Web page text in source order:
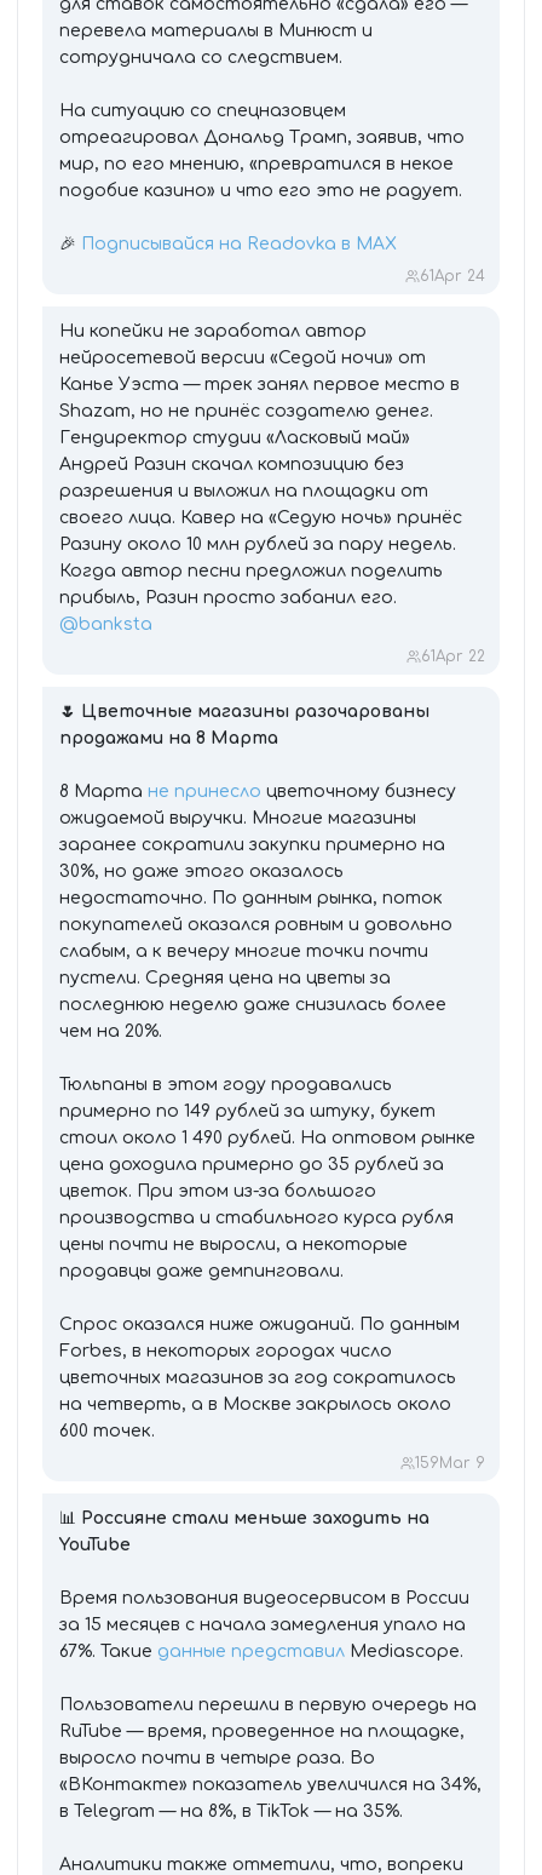
для ставок самостоятельно «сдала» его —
перевела материалы в Минюст и
сотрудничала со следствием.
На ситуацию со спецназовцем
отреагировал Дональд Трамп, заявив, что
мир, по его мнению, «превратился в некое
подобие казино» и что его это не радует.
🎉 Подписывайся на Readovka в MAX
61Apr 24
Ни копейки не заработал автор
нейросетевой версии «Седой ночи» от
Канье Уэста — трек занял первое место в
Shazam, но не принёс создателю денег.
Гендиректор студии «Ласковый май»
Андрей Разин скачал композицию без
разрешения и выложил на площадки от
своего лица. Кавер на «Седую ночь» принёс
Разину около 10 млн рублей за пару недель.
Когда автор песни предложил поделить
прибыль, Разин просто забанил его.
@banksta
61Apr 22
🌷 Цветочные магазины разочарованы
продажами на 8 Марта
8 Марта не принесло цветочному бизнесу
ожидаемой выручки. Многие магазины
заранее сократили закупки примерно на
30%, но даже этого оказалось
недостаточно. По данным рынка, поток
покупателей оказался ровным и довольно
слабым, а к вечеру многие точки почти
пустели. Средняя цена на цветы за
последнюю неделю даже снизилась более
чем на 20%.
Тюльпаны в этом году продавались
примерно по 149 рублей за штуку, букет
стоил около 1 490 рублей. На оптовом рынке
цена доходила примерно до 35 рублей за
цветок. При этом из-за большого
производства и стабильного курса рубля
цены почти не выросли, а некоторые
продавцы даже демпинговали.
Спрос оказался ниже ожиданий. По данным
Forbes, в некоторых городах число
цветочных магазинов за год сократилось
на четверть, а в Москве закрылось около
600 точек.
159 Mar 9
📊 Россияне стали меньше заходить на
YouTube
Время пользования видеосервисом в России
за 15 месяцев с начала замедления упало на
67%. Такие данные представил Mediascope.
Пользователи перешли в первую очередь на
RuTube — время, проведенное на площадке,
выросло почти в четыре раза. Во
«ВКонтакте» показатель увеличился на 34%,
в Telegram — на 8%, в TikTok — на 35%.
Аналитики также отметили, что, вопреки